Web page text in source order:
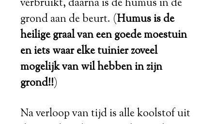
verbruikt, daarna is de humus in de
grond aan de beurt. (Humus is de
heilige graal van een goede moestuin
en iets waar elke tuinier zoveel
mogelijk van wil hebben in zijn
grond!!)
Na verloop van tijd is alle koolstof uit